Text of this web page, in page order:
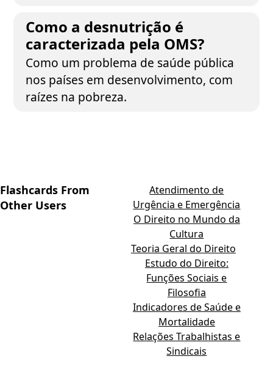
Como a desnutrição é
caracterizada pela OMS?
Como um problema de saúde pública
nos países em desenvolvimento, com
raízes na pobreza.
Flashcards From
Other Users
Atendimento de
Urgência e Emergência
O Direito no Mundo da
Cultura
Teoria Geral do Direito
Estudo do Direito:
Funções Sociais e
Filosofia
Indicadores de Saúde e
Mortalidade
Relações Trabalhistas e
Sindicais